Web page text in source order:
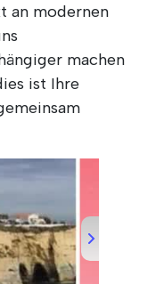
an modernen
machen
ist Ihre